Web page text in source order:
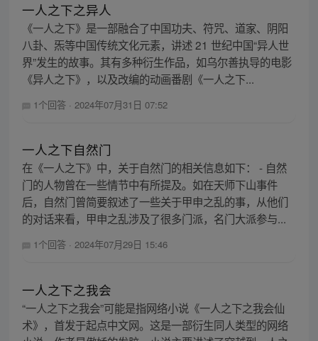
一人之下之异人
《一人之下》是一部融合了中国功夫、符咒、道家、阴阳
八卦、炁等中国传统文化元素，讲述 21 世纪中国“异人世
界”发生的故事。其有多种衍生作品，如乌尔善执导的电影
《异人之下》，以及改编的动画番剧《一人之下...
1个回答 · 2024年07月31日 07:52
一人之下自然门
在《一人之下》中，关于自然门的相关信息如下： - 自然
门的人物曾在一些情节中有所提及。如在天师下山事件
后，自然门曾简要叙述了一些关于甲申之乱的事，从他们
的对话来看，甲申之乱涉及了很多门派，名门大派参与...
1个回答 · 2024年07月29日 15:46
一人之下之我会
“一人之下之我会”可能是指网络小说《一人之下之我会仙
术》，首发于起点中文网。这是一部衍生同人类型的网络